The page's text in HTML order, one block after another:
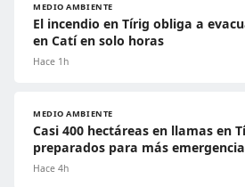
MEDIO AMBIENTE
El incendio en Tírig obliga a
en Catí en solo horas
Hace 1h
MEDIO AMBIENTE
Casi 400 hectáreas en llamas en
preparados para más
Hace 4h